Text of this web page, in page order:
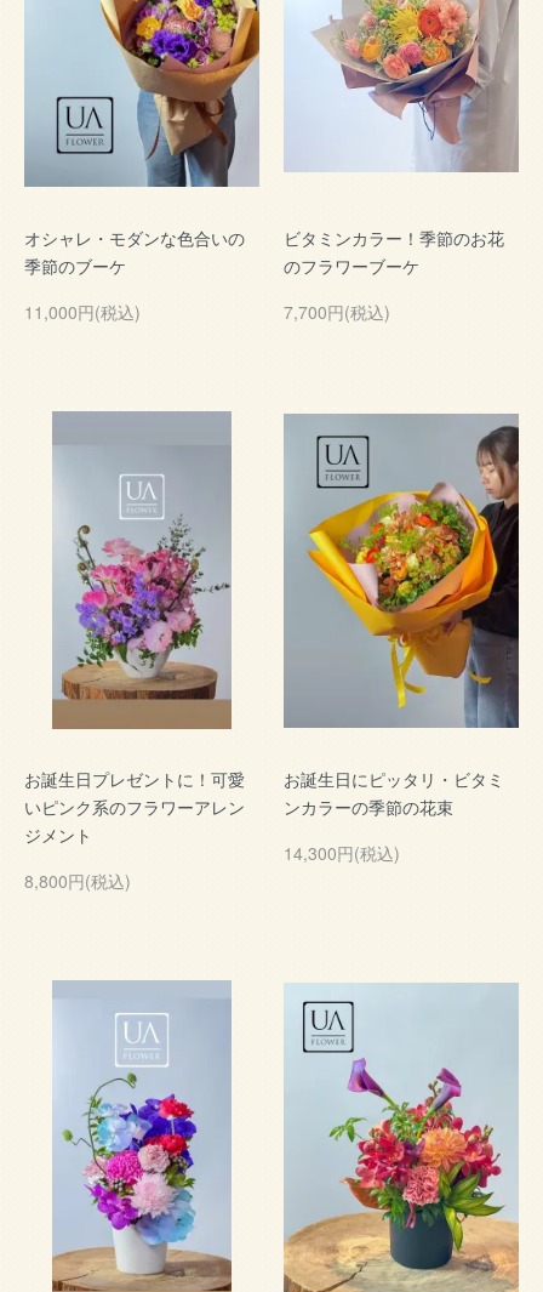
オシャレ・モダンな色合いの
季節のブーケ
11,000円(税込)
ビタミンカラー！季節のお花
のフラワーブーケ
7,700円(税込)
お誕生日プレゼントに！可愛
いピンク系のフラワーアレン
ジメント
8,800円(税込)
お誕生日にピッタリ・ビタミ
ンカラーの季節の花束
14,300円(税込)